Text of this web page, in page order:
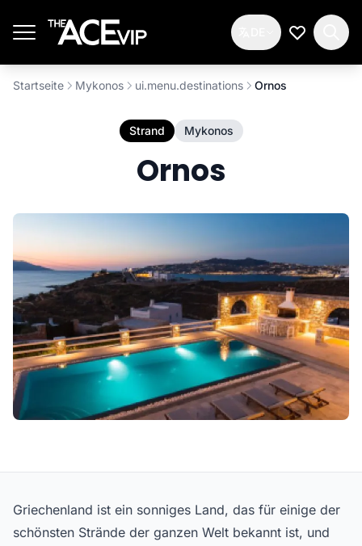
Meine
Startseite Mykonos ui.menu.destinations Ornos
Strand Mykonos
Ornos
Griechenland ist ein sonniges Land, das für einige der
schönsten Strände der ganzen Welt bekannt ist, und